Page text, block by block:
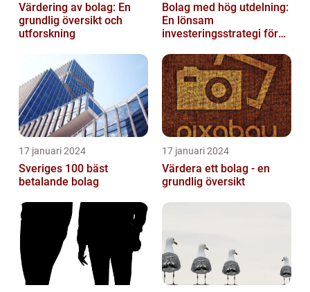
Värdering av bolag: En
grundlig översikt och
utforskning
Bolag med hög utdelning:
En lönsam
investeringsstrategi för
17 januari 2024
Sveriges 100 bäst
betalande bolag
17 januari 2024
Värdera ett bolag - en
grundlig översikt